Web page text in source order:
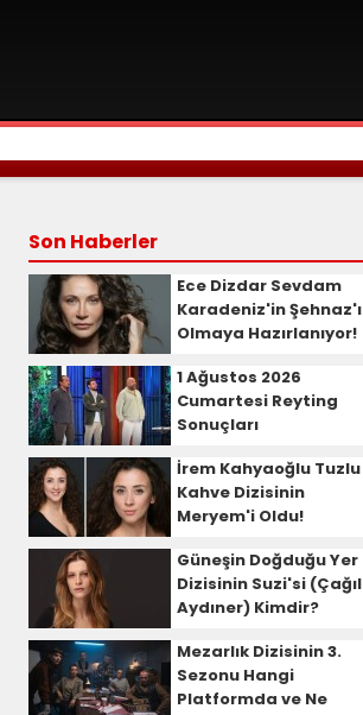
Son Haberler
Ece Dizdar Sevdam
Karadeniz'in Şehnaz'ı
Olmaya Hazırlanıyor!
1 Ağustos 2026
Cumartesi Reyting
Sonuçları
İrem Kahyaoğlu Tuzlu
Kahve Dizisinin
Meryem'i Oldu!
Güneşin Doğduğu Yer
Dizisinin Suzi'si (Çağıl
Aydıner) Kimdir?
Mezarlık Dizisinin 3.
Sezonu Hangi
Platformda ve Ne